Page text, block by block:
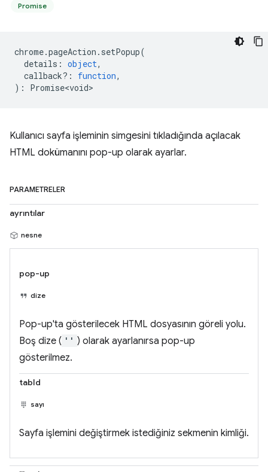
Promise
chrome.pageAction . setPopup(
details : object,
callback? : function,
) : Promise<void>
Kullanıcı sayfa işleminin simgesini tıkladığında açılacak
HTML dokümanını pop-up olarak ayarlar.
PARAMETRELER
ayrıntılar
nesne
pop-up
dize
Pop-up'ta gösterilecek HTML dosyasının göreli yolu.
Boş dize ( '' ) olarak ayarlanırsa pop-up
gösterilmez.
tabId
sayı
Sayfa işlemini değiştirmek istediğiniz sekmenin kimliği.